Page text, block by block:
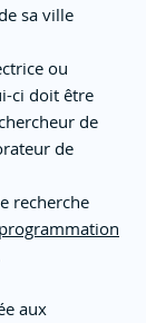
sa ville
ou
ci doit être
de
de
recherche
programmation
aux